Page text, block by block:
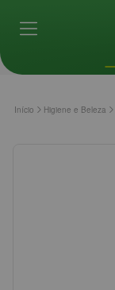
Início Higiene e Beleza